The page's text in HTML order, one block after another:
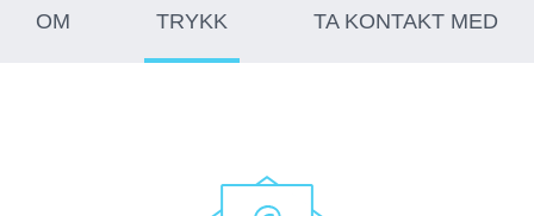
OM TRYKK TA KONTAKT MED